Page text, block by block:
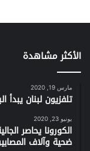
الأكثر مشاهدة
مارس 19, 2020
تلفزيون لبنان يبدأ
يونيو 23, 2020
الكورونا يحاصر
ضحية وآلاف